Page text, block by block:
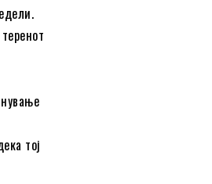
тој